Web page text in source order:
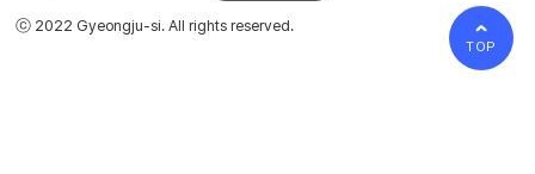
ⓒ 2022 Gyeongju-si. All rights reserved.
TOP